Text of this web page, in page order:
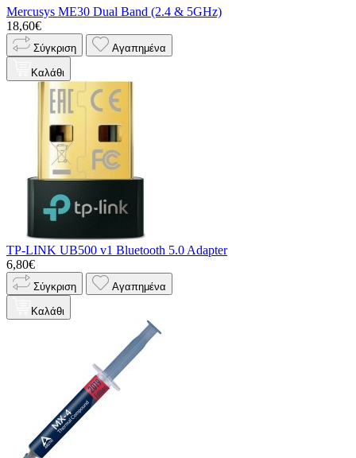
Mercusys ME30 Dual Band (2.4 & 5GHz)
18,60€
Σύγκριση Αγαπημένα
Καλάθι
TP-LINK UB500 v1 Bluetooth 5.0 Adapter
6,80€
Σύγκριση Αγαπημένα
Καλάθι